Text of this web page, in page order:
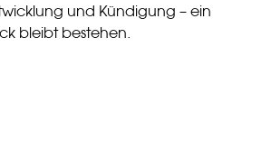
und Kündigung – ein
bleibt bestehen.